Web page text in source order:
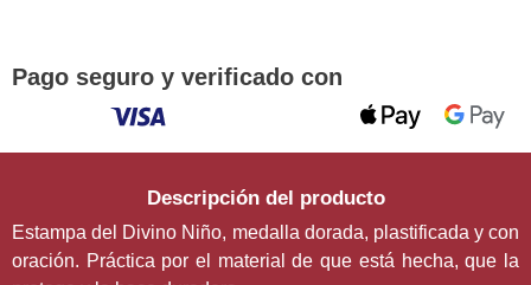
Pago seguro y verificado con
Descripción del producto
Estampa del Divino Niño, medalla dorada, plastificada y con
oración. Práctica por el material de que está hecha, que la